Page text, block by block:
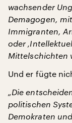
wachsender
Demagogen,
Immigranten,
oder
Mittelschichten
Und er fügte
„Die
politischen
Demokraten